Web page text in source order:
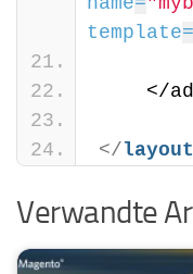
template=
</
</ layout
Verwandte